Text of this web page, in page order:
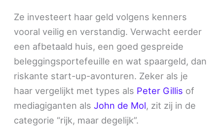
Ze investeert haar geld volgens kenners
vooral veilig en verstandig. Verwacht eerder
een afbetaald huis, een goed gespreide
beleggingsportefeuille en wat spaargeld, dan
riskante start-up-avonturen. Zeker als je
haar vergelijkt met types als Peter Gillis of
mediagiganten alsJohn de Mol, zit zij in de
categorie “rijk, maar degelijk”.